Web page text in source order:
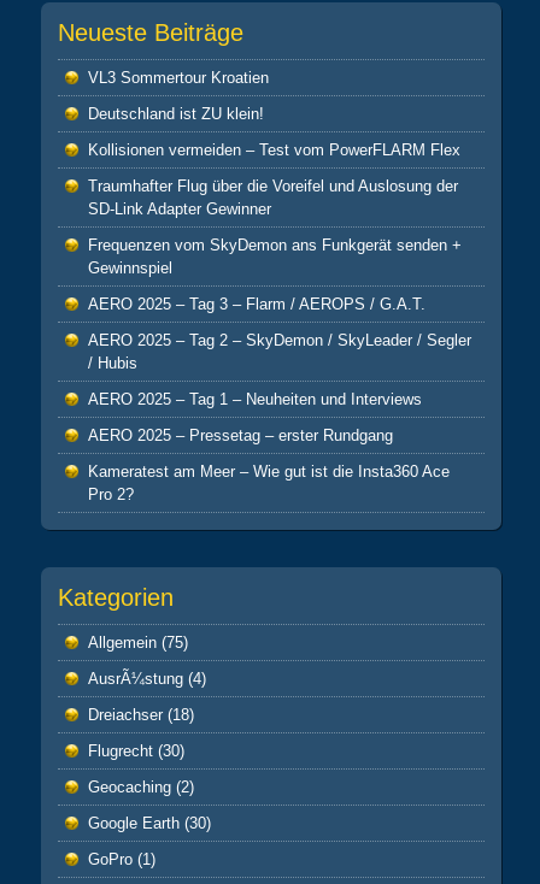
Neueste Beiträge
VL3 Sommertour Kroatien
Deutschland ist ZU klein!
Kollisionen vermeiden – Test vom PowerFLARM Flex
Traumhafter Flug über die Voreifel und Auslosung der
SD-Link Adapter Gewinner
Frequenzen vom SkyDemon ans Funkgerät senden +
Gewinnspiel
AERO 2025 – Tag 3 – Flarm / AEROPS / G.A.T.
AERO 2025 – Tag 2 – SkyDemon / SkyLeader / Segler
/ Hubis
AERO 2025 – Tag 1 – Neuheiten und Interviews
AERO 2025 – Pressetag – erster Rundgang
Kameratest am Meer – Wie gut ist die Insta360 Ace
Pro 2?
Kategorien
Allgemein(75)
AusrÃ¼stung(4)
Dreiachser(18)
Flugrecht(30)
Geocaching(2)
Google Earth(30)
GoPro(1)